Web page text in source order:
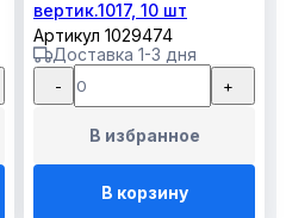
вертик.1017, 10 шт
Артикул 1029474
Доставка 1-3 дня
- +
В избранное
В корзину